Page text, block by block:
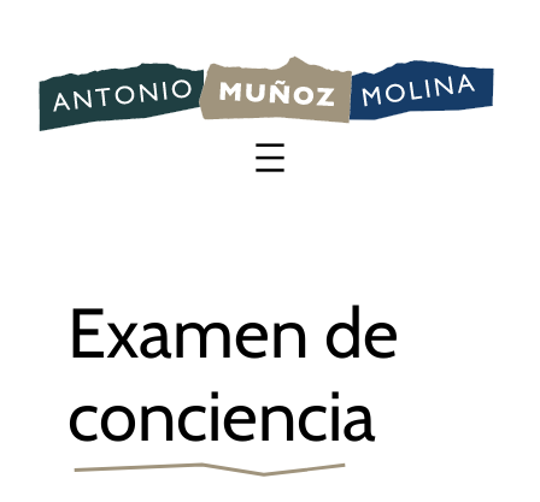
contenido
Examen de
conciencia